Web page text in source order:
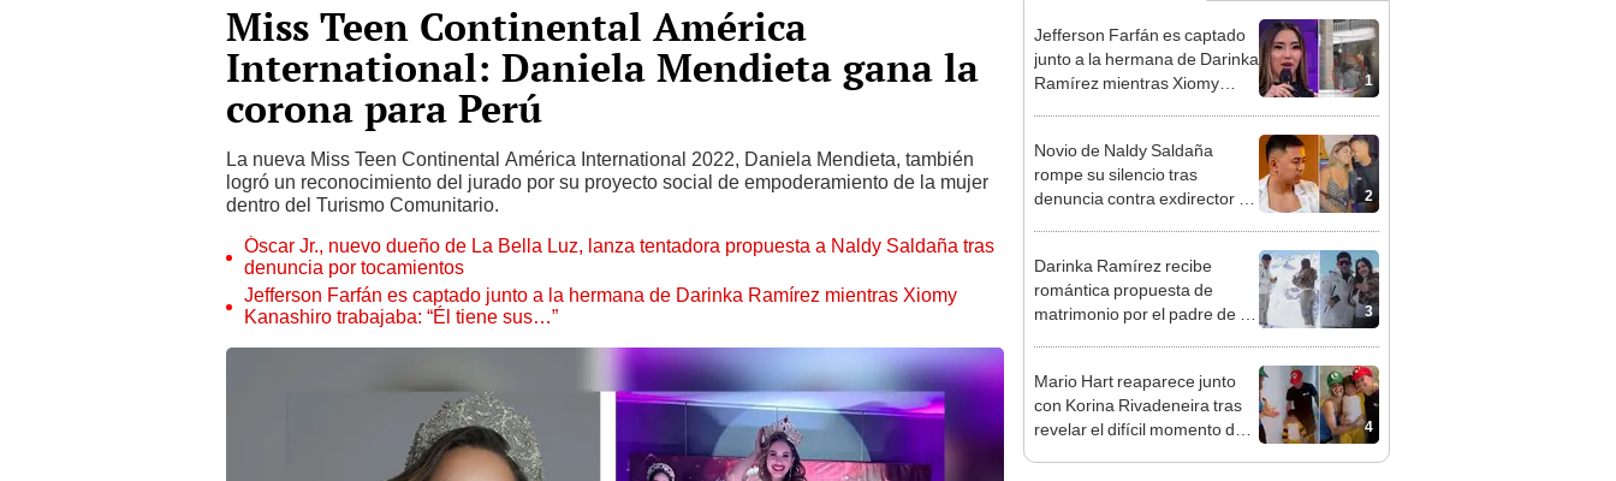
Miss Teen Continental América
International: Daniela Mendieta gana la
corona para Perú
La nueva Miss Teen Continental América International 2022, Daniela Mendieta, también
logró un reconocimiento del jurado por su proyecto social de empoderamiento de la mujer
dentro del Turismo Comunitario.
Óscar Jr., nuevo dueño de La Bella Luz, lanza tentadora propuesta a Naldy Saldaña tras
denuncia por tocamientos
Jefferson Farfán es captado junto a la hermana de Darinka Ramírez mientras Xiomy
Kanashiro trabajaba: “Él tiene sus…”
1
Jefferson Farfán es captado
junto a la hermana de Darinka
Ramírez mientras Xiomy
2
Novio de Naldy Saldaña
rompe su silencio tras
denuncia contra exdirector de
3
Darinka Ramírez recibe
romántica propuesta de
matrimonio por el padre de su
4
Mario Hart reaparece junto
con Korina Rivadeneira tras
revelar el difícil momento de